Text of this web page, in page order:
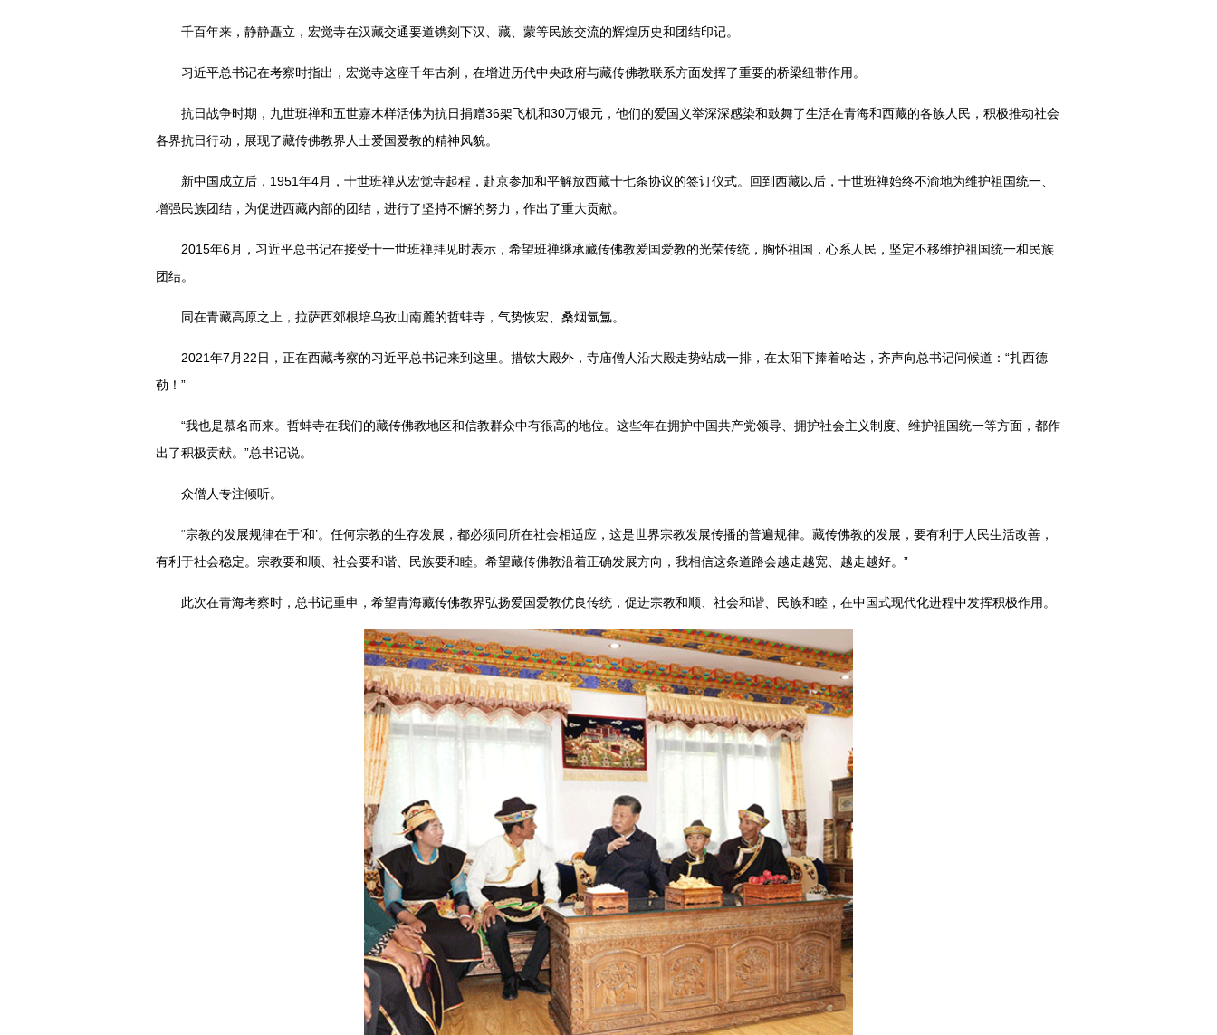
千百年来，静静矗立，宏觉寺在汉藏交通要道镌刻下汉、藏、蒙等民族交流的辉煌历史和团结印记。
习近平总书记在考察时指出，宏觉寺这座千年古刹，在增进历代中央政府与藏传佛教联系方面发挥了重要的桥梁纽带作用。
抗日战争时期，九世班禅和五世嘉木样活佛为抗日捐赠36架飞机和30万银元，他们的爱国义举深深感染和鼓舞了生活在青海和西藏的各族人民，积极推动社会
各界抗日行动，展现了藏传佛教界人士爱国爱教的精神风貌。
新中国成立后，1951年4月，十世班禅从宏觉寺起程，赴京参加和平解放西藏十七条协议的签订仪式。回到西藏以后，十世班禅始终不渝地为维护祖国统一、
增强民族团结，为促进西藏内部的团结，进行了坚持不懈的努力，作出了重大贡献。
2015年6月，习近平总书记在接受十一世班禅拜见时表示，希望班禅继承藏传佛教爱国爱教的光荣传统，胸怀祖国，心系人民，坚定不移维护祖国统一和民族
团结。
同在青藏高原之上，拉萨西郊根培乌孜山南麓的哲蚌寺，气势恢宏、桑烟氤氲。
2021年7月22日，正在西藏考察的习近平总书记来到这里。措钦大殿外，寺庙僧人沿大殿走势站成一排，在太阳下捧着哈达，齐声向总书记问候道：“扎西德
勒！”
“我也是慕名而来。哲蚌寺在我们的藏传佛教地区和信教群众中有很高的地位。这些年在拥护中国共产党领导、拥护社会主义制度、维护祖国统一等方面，都作
出了积极贡献。”总书记说。
众僧人专注倾听。
“宗教的发展规律在于‘和’。任何宗教的生存发展，都必须同所在社会相适应，这是世界宗教发展传播的普遍规律。藏传佛教的发展，要有利于人民生活改善，
有利于社会稳定。宗教要和顺、社会要和谐、民族要和睦。希望藏传佛教沿着正确发展方向，我相信这条道路会越走越宽、越走越好。”
此次在青海考察时，总书记重申，希望青海藏传佛教界弘扬爱国爱教优良传统，促进宗教和顺、社会和谐、民族和睦，在中国式现代化进程中发挥积极作用。